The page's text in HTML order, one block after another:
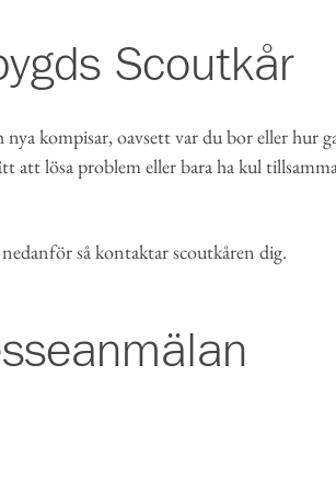
Scoutkår
kompisar, oavsett var du bor eller hur
att lösa problem eller bara ha kul
så kontaktar scoutkåren dig.